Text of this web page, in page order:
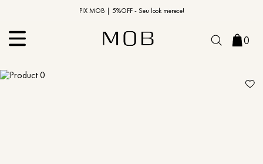
PIX MOB | 5%OFF - Seu look merece!
10% OFF na primeira compra | Cupom: BEMVINDO10*
0